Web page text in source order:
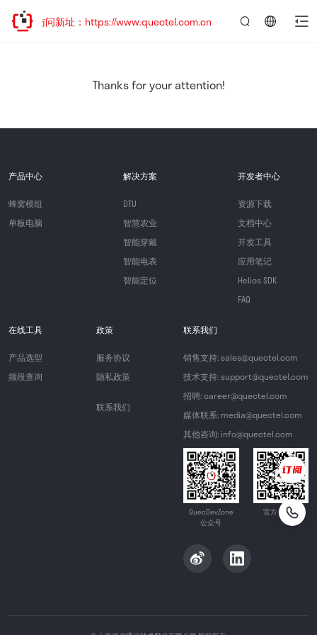
，欢迎访问新址：https://www.quectel.com.cn
Thanks for your attention!
产品中心
蜂窝模组
单板电脑
解决方案
DTU
智慧农业
智能穿戴
智能电表
智能定位
开发者中心
资源下载
文档中心
开发工具
应用笔记
Helios SDK
FAQ
在线工具
产品选型
频段查询
政策
服务协议
隐私政策
联系我们
联系我们
销售支持: sales@quectel.com
技术支持: support@quectel.com
招聘: career@quectel.com
媒体联系: media@quectel.com
其他咨询: info@quectel.com
QuecDevZone
公众号
官方公众号